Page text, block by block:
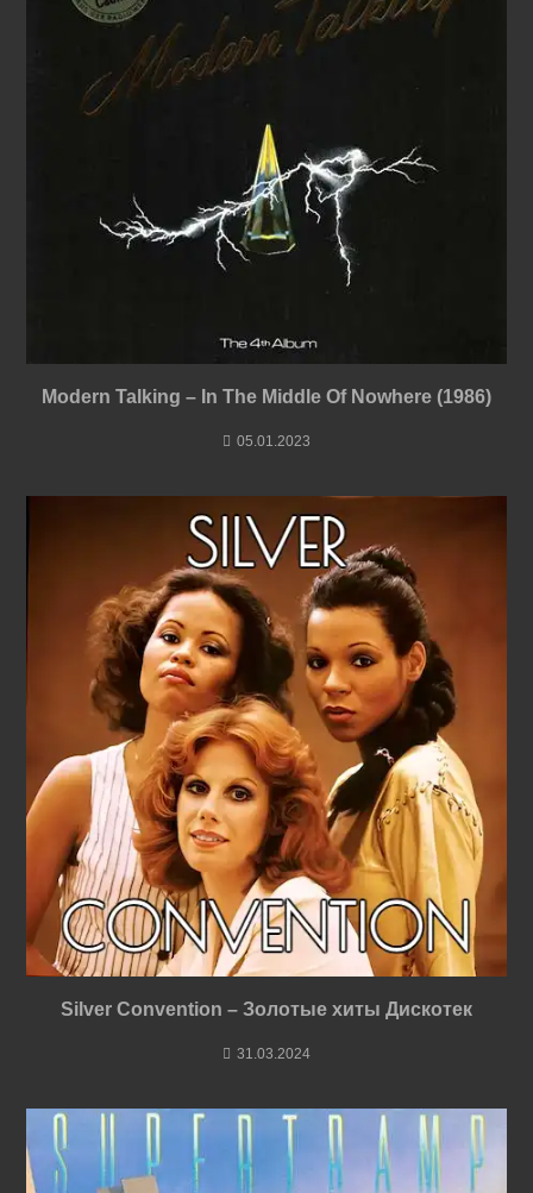
Modern Talking – In The Middle Of Nowhere (1986)
05.01.2023
Silver Convention – Золотые хиты Дискотек
31.03.2024